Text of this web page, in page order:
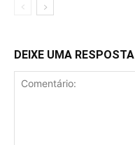
DEIXE UMA RESPOSTA